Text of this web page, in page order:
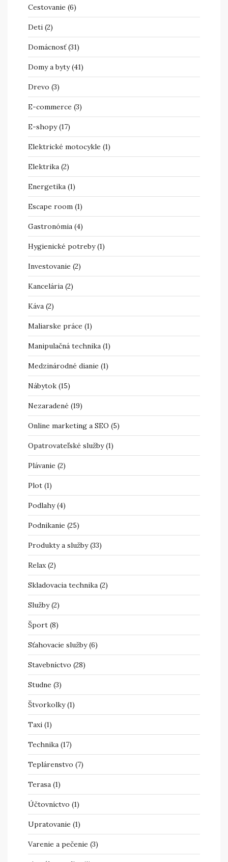
Cestovanie (6)
Deti (2)
Domácnosť(31)
Domy a byty(41)
Drevo (3)
E-commerce (3)
E-shopy(17)
Elektrické motocykle (1)
Elektrika (2)
Energetika (1)
Escape room (1)
Gastronómia (4)
Hygienické potreby(1)
Investovanie (2)
Kancelária (2)
Káva (2)
Maliarske práce (1)
Manipulačná technika (1)
Medzinárodné dianie (1)
Nábytok (15)
Nezaradené (19)
Online marketing a SEO (5)
Opatrovateľské služby(1)
Plávanie (2)
Plot (1)
Podlahy(4)
Podnikanie (25)
Produkty a služby(33)
Relax(2)
Skladovacia technika (2)
Služby(2)
Šport (8)
Sťahovacie služby(6)
Stavebníctvo (28)
Studne (3)
Štvorkolky(1)
Taxi (1)
Technika (17)
Teplárenstvo (7)
Terasa (1)
Účtovníctvo (1)
Upratovanie (1)
Varenie a pečenie (3)